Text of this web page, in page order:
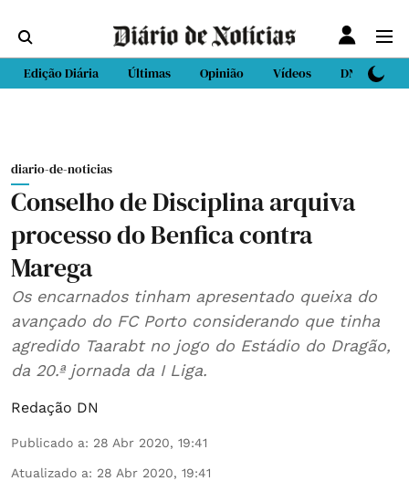
Edição Diária Últimas Opinião Vídeos DN Sport
diario-de-noticias
Conselho de Disciplina arquiva
processo do Benfica contra
Marega
Os encarnados tinham apresentado queixa do
avançado do FC Porto considerando que tinha
agredido Taarabt no jogo do Estádio do Dragão,
da 20.ª jornada da I Liga.
Redação DN
Publicado a: 28 Abr 2020, 19:41
Atualizado a: 28 Abr 2020, 19:41